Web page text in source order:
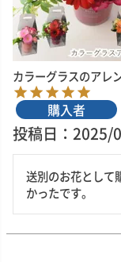
カラーグラスのアレ
購入者
投稿日 2025/
送別のお花として
かったです。